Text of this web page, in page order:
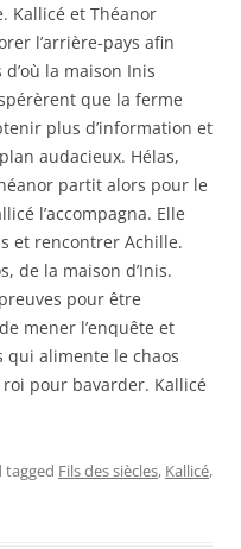
Kallicé et Théanor
l’arrière-pays afin
la maison Inis
que la ferme
plus d’information et
audacieux. Hélas,
partit alors pour le
l’accompagna. Elle
et rencontrer Achille.
de la maison d’Inis.
pour être
mener l’enquête et
qui alimente le chaos
pour bavarder. Kallicé
tagged Fils des siècles, Kallicé,